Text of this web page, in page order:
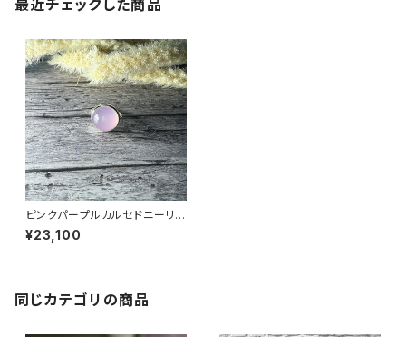
最近チェックした商品
ピンクパープルカルセドニーリン
グ RG21-046
¥23,100
同じカテゴリの商品